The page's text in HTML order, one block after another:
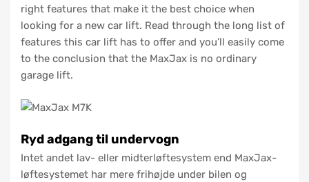
right features that make it the best choice when
looking for a new car lift. Read through the long list of
features this car lift has to offer and you’ll easily come
to the conclusion that the MaxJax is no ordinary
garage lift.
Ryd adgang til undervogn
Intet andet lav- eller midterløftesystem end MaxJax-
løftesystemet har mere frihøjde under bilen og